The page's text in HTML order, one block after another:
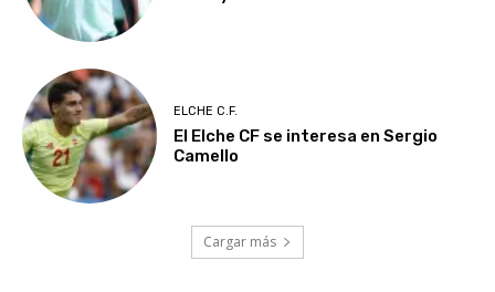
ELCHE C.F.
El Elche CF se interesa en Sergio
Camello
Cargar más